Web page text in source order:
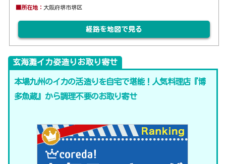
■所在地： 大阪府堺市堺区
経路を地図で見る
玄海灘イカ姿造りお取り寄せ
本場九州のイカの活造りを自宅で堪能！人気料理店『博
多魚蔵』から調理不要のお取り寄せ